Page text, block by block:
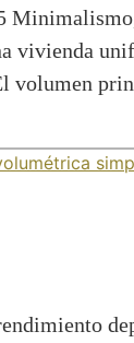
vivienda
volumen